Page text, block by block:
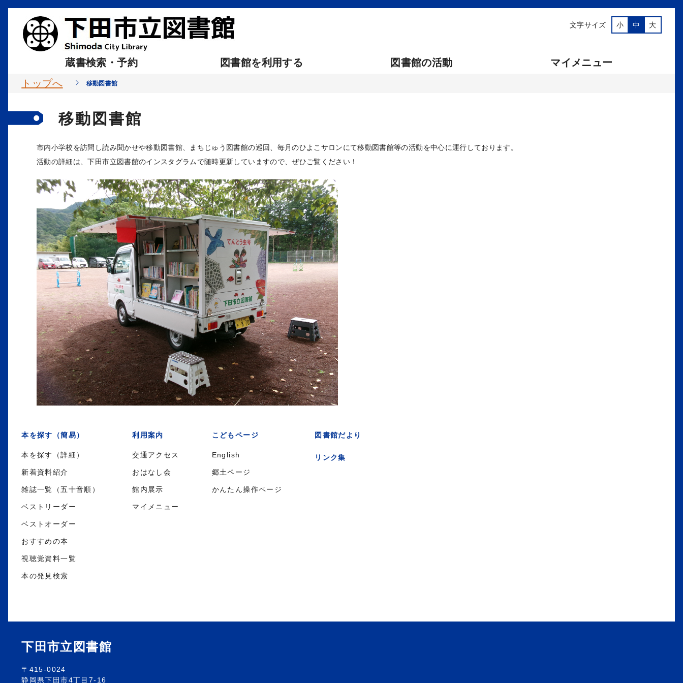
文字サイズ 小 中 大
蔵書検索・予約 図書館を利用する 図書館の活動
マイメニュー
トップへ
移動図書館
移動図書館
市内小学校を訪問し読み聞かせや移動図書館、まちじゅう図書館の巡回、毎月のひよこサロンにて移動図書館等の活動を中心に運行しております。
活動の詳細は、下田市立図書館のインスタグラムで随時更新していますので、ぜひご覧ください！
本を探す（簡易）
本を探す（詳細）
新着資料紹介
雑誌一覧（五十音順）
ベストリーダー
ベストオーダー
おすすめの本
視聴覚資料一覧
本の発見検索
利用案内
交通アクセス
おはなし会
館内展示
マイメニュー
こどもページ
English
郷土ページ
かんたん操作ページ
図書館だより
リンク集
下田市立図書館
〒415-0024
静岡県下田市4丁目7-16